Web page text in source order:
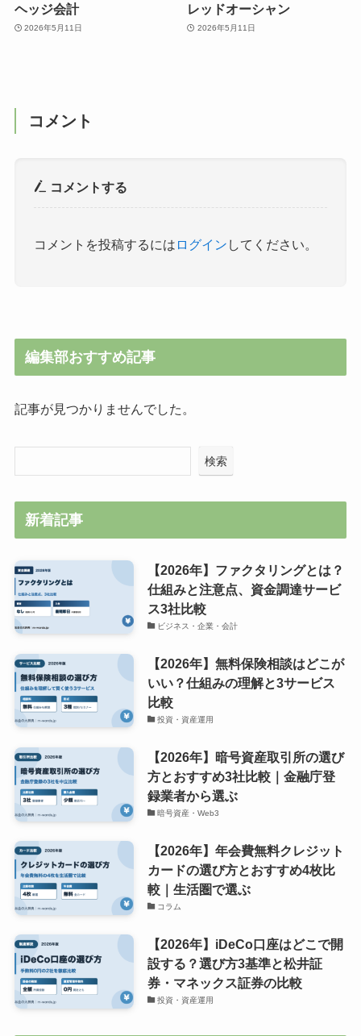
ヘッジ会計
2026年5月11日
レッドオーシャン
2026年5月11日
コメント
コメントする
コメントを投稿するには ログイン してください。
編集部おすすめ記事
記事が見つかりませんでした。
検索
新着記事
【2026年】ファクタリングとは？
仕組みと注意点、資金調達サービ
ス3社比較
ビジネス・企業・会計
【2026年】無料保険相談はどこが
いい？仕組みの理解と3サービス
比較
投資・資産運用
【2026年】暗号資産取引所の選び
方とおすすめ3社比較｜金融庁登
録業者から選ぶ
暗号資産・Web3
【2026年】年会費無料クレジット
カードの選び方とおすすめ4枚比
較｜生活圏で選ぶ
コラム
【2026年】iDeCo口座はどこで開
設する？選び方3基準と松井証
券・マネックス証券の比較
投資・資産運用